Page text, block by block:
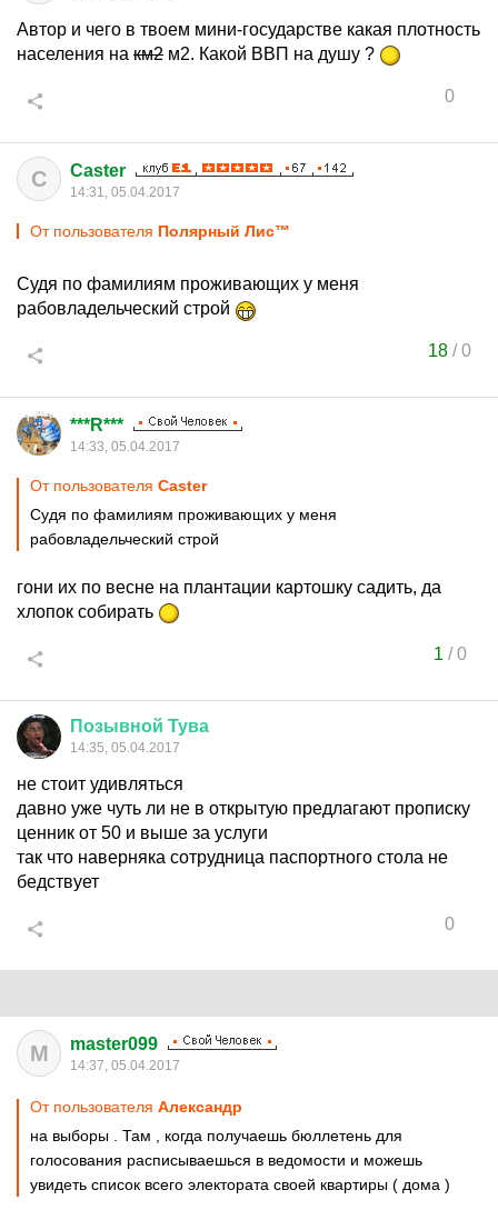
Автор и чего в твоем мини-государстве какая плотность
населения на км2 м2. Какой ВВП на душу ?
0
C Caster
14:31, 05.04.2017
От пользователя Полярный Лис™
Судя по фамилиям проживающих у меня
рабовладельческий строй
18 /0
***R***
14:33, 05.04.2017
От пользователя Caster
Судя по фамилиям проживающих у меня
рабовладельческий строй
гони их по весне на плантации картошку садить, да
хлопок собирать
1 /0
Позывной Тува
14:35, 05.04.2017
не стоит удивляться
давно уже чуть ли не в открытую предлагают прописку
ценник от 50 и выше за услуги
так что наверняка сотрудница паспортного стола не
бедствует
0
M master099
14:37, 05.04.2017
От пользователя Aлександр
на выборы . Там , когда получаешь бюллетень для
голосования расписываешься в ведомости и можешь
увидеть список всего электората своей квартиры ( дома )